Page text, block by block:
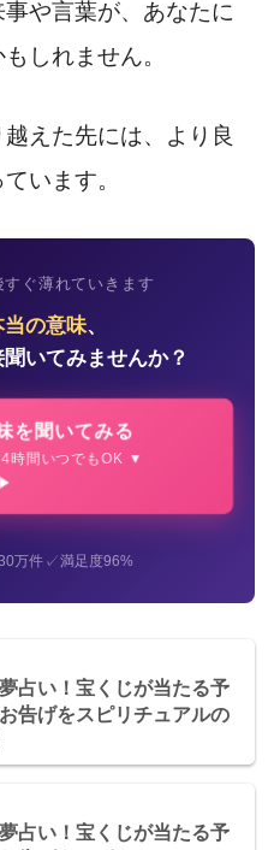
や言葉が、あなたに
しれません。
えた先には、より良
います。
すぐ薄れていきます
当の意味、
いてみませんか？
を聞いてみる
時間いつでもOK ▼
万件✓満足度96%
占い！宝くじが当たる予
告げをスピリチュアルの
占い！宝くじが当たる予